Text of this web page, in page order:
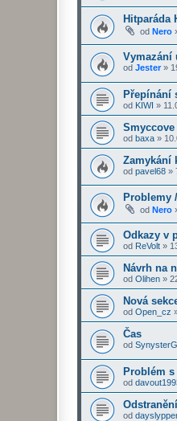
Hitparáda
od Nero
Vymazání
od Jester»
Přepínání
od KIWI »
od baxa »
Zamykání
od pavel68 »
Problemy
od Nero
Odkazy v
od ReVolt »
Návrh na
od Olihen »
Nová
od Open_cz
Čas
od
Problém s
od
od